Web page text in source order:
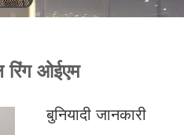
रिंग ओईएम
बुनियादी जानकारी